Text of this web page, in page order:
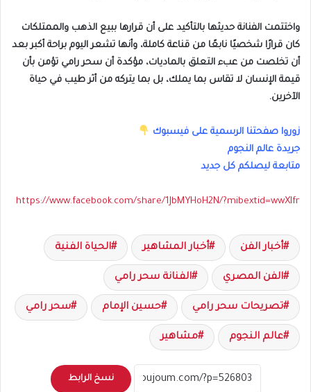
واختتمت الفنانة حديثها بالتأكيد على أن قرارها ببيع الذهب والممتلكات
كان قرارًا شخصيًا نابعًا من قناعة كاملة، وأنها تشعر اليوم براحة أكبر بعد
أن تخلصت من عبء التعلق بالماديات، مؤكدة أن سحر رامي تؤمن بأن
قيمة الإنسان لا تقاس بما يملك، بل بما يتركه من أثر طيب في حياة
الآخرين.
زوروا صفحتنا الرسمية على فيسبوك
جريدة عالم النجوم
متابعة ليصلكم كل جديد
https://www.facebook.com/share/1JbMYHoH2N/?mibextid=wwXIfr
أخبار الفن أخبار المشاهير الحياة الفنية
الفن المصري الفنانة سحر رامي
تصريحات سحر رامي حسين الإمام سحر رامي
عالم النجوم مشاهير
نسخ الرابط